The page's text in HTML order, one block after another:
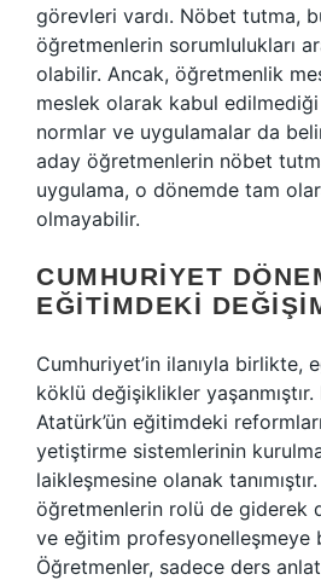
görevleri vardı. Nöbet tutma,
öğretmenlerin sorumlulukları
olabilir. Ancak, öğretmenlik
meslek olarak kabul
normlar ve uygulamalar da
aday öğretmenlerin nöbet
uygulama, o dönemde tam
olmayabilir.
CUMHURIYET
EĞITIMDEKI
Cumhuriyet’in ilanıyla birlikte,
köklü değişiklikler
Atatürk’ün eğitimdeki
yetiştirme sistemlerinin
laikleşmesine olanak
öğretmenlerin rolü de giderek
ve eğitim profesyonelleşmeye
Öğretmenler, sadece ders